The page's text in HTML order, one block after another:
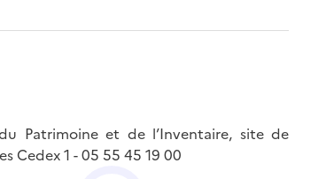
Patrimoine et de l’Inventaire, site de
Cedex 1 - 05 55 45 19 00